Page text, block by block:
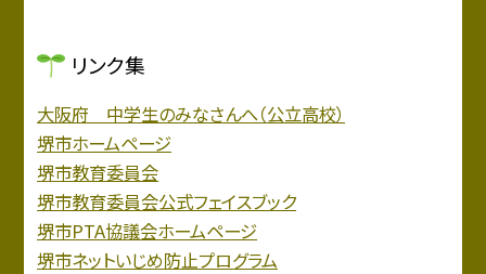
リンク集
大阪府 中学生のみなさんへ（公立高校）
堺市ホームページ
堺市教育委員会
堺市教育委員会公式フェイスブック
堺市PTA協議会ホームページ
堺市ネットいじめ防止プログラム